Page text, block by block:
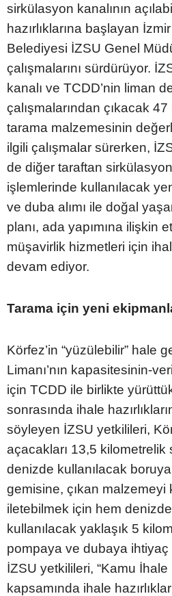
sirkülasyon kanalının
hazırlıklarına başlayan
Belediyesi İZSU Genel
çalışmalarını sürdürüyor.
kanalı ve TCDD’nin liman
çalışmalarından çıkacak
tarama malzemesinin
ilgili çalışmalar sürerken,
de diğer taraftan
işlemlerinde kullanılacak
ve duba alımı ile doğal
planı, ada yapımına ilişkin
müşavirlik hizmetleri için
devam ediyor.
Tarama için yeni
Körfez’in “yüzülebilir” hale
Limanı’nın kapasitesinin-
için TCDD ile birlikte
sonrasında ihale
söyleyen İZSU yetkilileri,
açacakları 13,5 kilometrelik
denizde kullanılacak
gemisine, çıkan
iletebilmek için hem
kullanılacak yaklaşık 5
pompaya ve dubaya ihtiyaç
İZSU yetkilileri, “Kamu
kapsamında ihale